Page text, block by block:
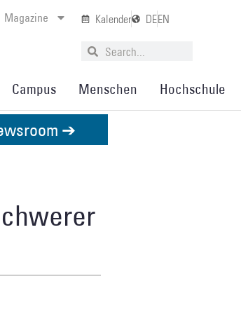
Magazine Kalender DEEN
Campus Menschen Hochschule
➔